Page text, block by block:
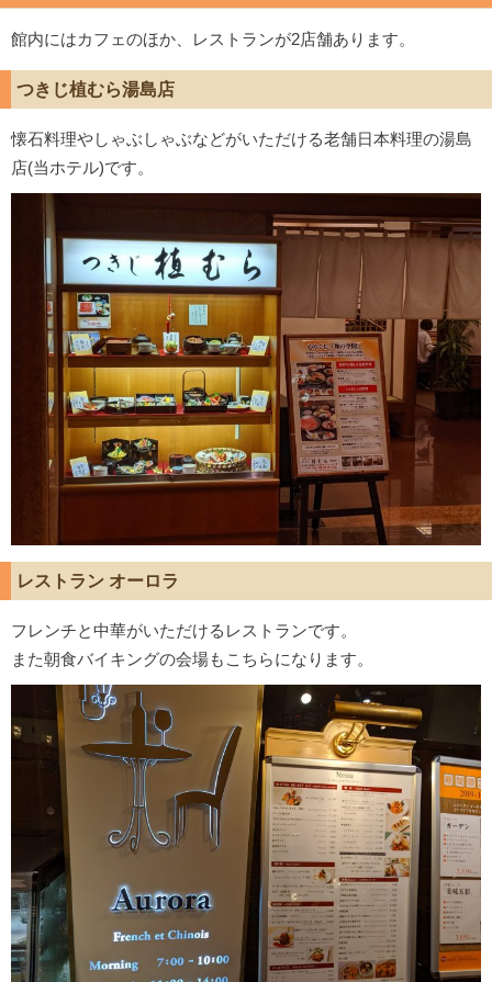
館内にはカフェのほか、レストランが2店舗あります。
つきじ植むら湯島店
懐石料理やしゃぶしゃぶなどがいただける老舗日本料理の湯島
店(当ホテル)です。
レストラン オーロラ
フレンチと中華がいただけるレストランです。
また朝食バイキングの会場もこちらになります。